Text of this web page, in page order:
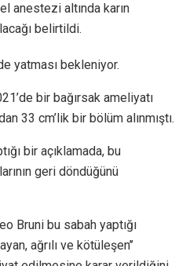
anestezi altında karın
belirtildi.
yatması bekleniyor.
bir bağırsak ameliyatı
33 cm’lik bir bölüm alınmıştı.
bir açıklamada, bu
geri döndüğünü
Bruni bu sabah yaptığı
ağrılı ve kötüleşen’’